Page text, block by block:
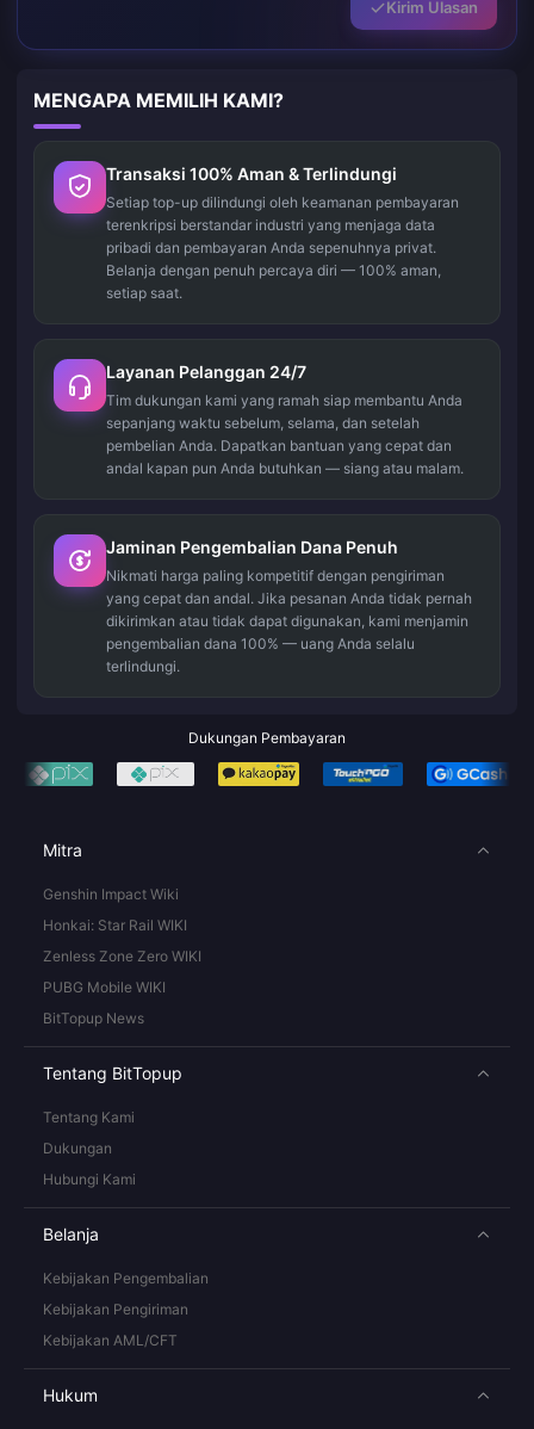
Kirim Ulasan
MENGAPA MEMILIH KAMI?
Transaksi 100% Aman & Terlindungi
Setiap top-up dilindungi oleh keamanan pembayaran
terenkripsi berstandar industri yang menjaga data
pribadi dan pembayaran Anda sepenuhnya privat.
Belanja dengan penuh percaya diri — 100% aman,
setiap saat.
Layanan Pelanggan 24/7
Tim dukungan kami yang ramah siap membantu Anda
sepanjang waktu sebelum, selama, dan setelah
pembelian Anda. Dapatkan bantuan yang cepat dan
andal kapan pun Anda butuhkan — siang atau malam.
Jaminan Pengembalian Dana Penuh
Nikmati harga paling kompetitif dengan pengiriman
yang cepat dan andal. Jika pesanan Anda tidak pernah
dikirimkan atau tidak dapat digunakan, kami menjamin
pengembalian dana 100% — uang Anda selalu
terlindungi.
Dukungan Pembayaran
Mitra
Genshin Impact Wiki
Honkai: Star Rail WIKI
Zenless Zone Zero WIKI
PUBG Mobile WIKI
BitTopup News
Tentang BitTopup
Tentang Kami
Dukungan
Hubungi Kami
Belanja
Kebijakan Pengembalian
Kebijakan Pengiriman
Kebijakan AML/CFT
Hukum